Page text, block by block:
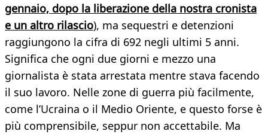
gennaio, dopo la liberazione della nostra cronista
e un altro rilascio), ma sequestri e detenzioni
raggiungono la cifra di 692 negli ultimi 5 anni.
Significa che ogni due giorni e mezzo una
giornalista è stata arrestata mentre stava facendo
il suo lavoro. Nelle zone di guerra più facilmente,
come l’Ucraina o il Medio Oriente, e questo forse è
più comprensibile, seppur non accettabile. Ma